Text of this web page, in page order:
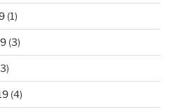
(1)
(3)
(4)